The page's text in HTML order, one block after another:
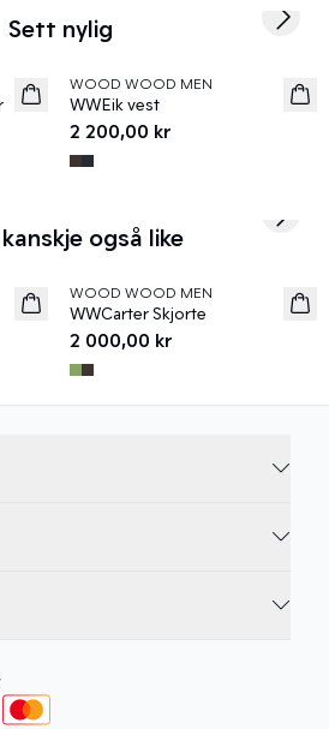
Sett nylig
News
WOOD WOOD MEN
WWEik vest
2 200,00 kr
Next
også like
News
WOOD WOOD MEN
WWCarter Skjorte
2 000,00 kr
Next